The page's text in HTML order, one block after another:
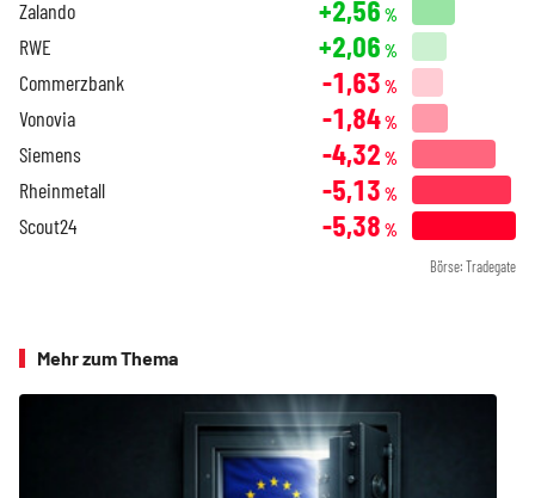
Zalando +2,56 %
RWE +2,06 %
Commerzbank -1,63 %
Vonovia -1,84%
Siemens -4,32 %
Rheinmetall -5,13 %
Scout24 -5,38 %
Börse: Tradegate
Mehr zum Thema